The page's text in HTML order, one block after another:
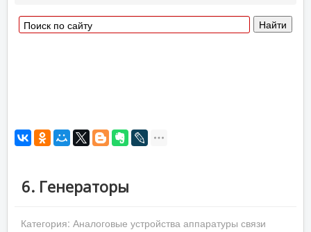
6. Генераторы
Категория: Аналоговые устройства аппаратуры связи